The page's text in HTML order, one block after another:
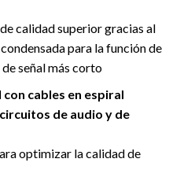
calidad superior gracias al
para la función de
señal más corto
cables en espiral
de audio y de
optimizar la calidad de